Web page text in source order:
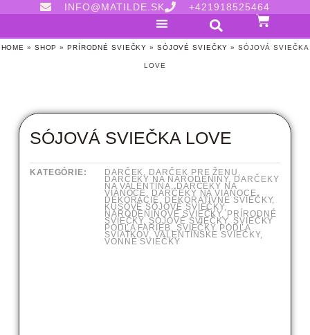
INFO@MATILDE.SK +421918525464
HOME » SHOP » PRÍRODNÉ SVIEČKY » SÓJOVÉ SVIEČKY »SÓJOVÁ SVIEČKA
LOVE
SÓJOVÁ SVIEČKA LOVE
KATEGÓRIE: DARČEK, DARČEK PRE ŽENU ,
DARČEKY NA NARODENINY, DARČEKY
NA VALENTÍNA,DARČEKY NA
VIANOCE, DARČEKY NA VIANOCE,
DEKORÁCIE, DEKORATÍVNE SVIEČKY,
KUSOVÉ SÓJOVÉ SVIEČKY,
NARODENINOVÉ SVIEČKY, PRÍRODNÉ
SVIEČKY, SÓJOVÉ SVIEČKY, SVIEČKY
PODĽA FARIEB, SVIEČKY PODĽA
SVIATKOV,VALENTÍNSKE SVIEČKY,
VONNÉ SVIEČKY